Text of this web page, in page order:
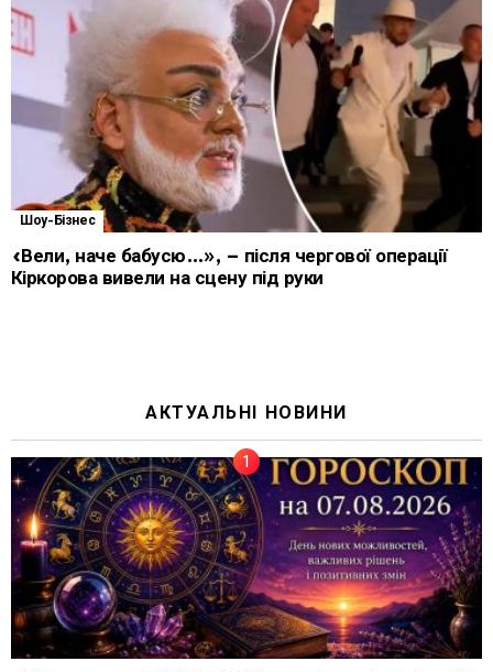
Шоу-Бізнес
«Вели, наче бабусю…», – після чергової операції
Кіркорова вивели на сцену під руки
АКТУАЛЬНІ НОВИНИ